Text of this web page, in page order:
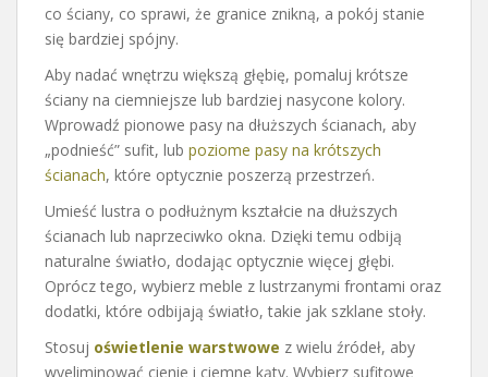
co ściany, co sprawi, że granice znikną, a pokój stanie
się bardziej spójny.
Aby nadać wnętrzu większą głębię, pomaluj krótsze
ściany na ciemniejsze lub bardziej nasycone kolory.
Wprowadź pionowe pasy na dłuższych ścianach, aby
„podnieść” sufit, lub poziome pasy na krótszych
ścianach, które optycznie poszerzą przestrzeń.
Umieść lustra o podłużnym kształcie na dłuższych
ścianach lub naprzeciwko okna. Dzięki temu odbiją
naturalne światło, dodając optycznie więcej głębi.
Oprócz tego, wybierz meble z lustrzanymi frontami oraz
dodatki, które odbijają światło, takie jak szklane stoły.
Stosuj oświetlenie warstwowe z wielu źródeł, aby
wyeliminować cienie i ciemne kąty. Wybierz sufitowe